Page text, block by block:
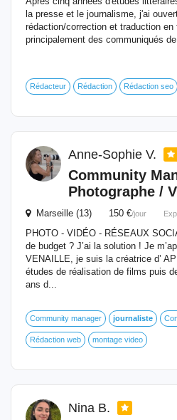
la presse et le journalisme, j'ai
rédaction/correction et traduction
principalement des communiqués
Rédacteur Rédaction Rédaction seo
Anne-Sophie V.
Community
Photographe /
Marseille (13) 150 €/jour
PHOTO - VIDÉO - RÉSEAUX
de budget ? J’ai la solution ! Je
VENAILLE, je suis la créatrice d’
études de réalisation de films puis
ans d...
Community manager journaliste
Rédaction web montage video
Nina B.